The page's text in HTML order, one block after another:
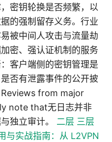
密钥轮换是否频繁，以
的强制留存义务。行业
被中间人攻击与流量劫
密、强认证机制的服务
客户端侧的密钥管理是
否有泄露事件的公开披
Reviews from major
note that无日志并非
独立审计。 二层 三层
与实战指南：从 L2VPN